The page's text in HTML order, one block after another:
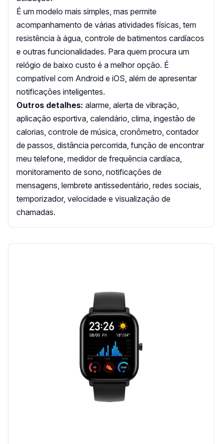
É um modelo mais simples, mas permite
acompanhamento de várias atividades físicas, tem
resistência à água, controle de batimentos cardíacos
e outras funcionalidades. Para quem procura um
relógio de baixo custo é a melhor opção. É
compatível com Android e iOS, além de apresentar
notificações inteligentes.
Outros detalhes: alarme, alerta de vibração,
aplicação esportiva, calendário, clima, ingestão de
calorias, controle de música, cronômetro, contador
de passos, distância percorrida, função de encontrar
meu telefone, medidor de frequência cardíaca,
monitoramento de sono, notificações de
mensagens, lembrete antissedentário, redes sociais,
temporizador, velocidade e visualização de
chamadas.